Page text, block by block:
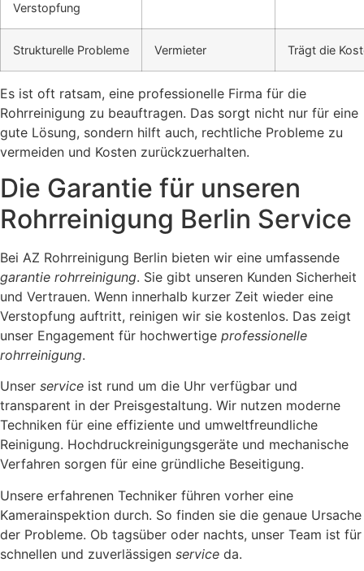
Verstopfung
Strukturelle Probleme Vermieter Trägt die
Es ist oft ratsam, eine professionelle Firma für die
Rohrreinigung zu beauftragen. Das sorgt nicht nur für eine
gute Lösung, sondern hilft auch, rechtliche Probleme zu
vermeiden und Kosten zurückzuerhalten.
Die Garantie für unseren
Rohrreinigung Berlin Service
Bei AZ Rohrreinigung Berlin bieten wir eine umfassende
garantie rohrreinigung. Sie gibt unseren Kunden Sicherheit
und Vertrauen. Wenn innerhalb kurzer Zeit wieder eine
Verstopfung auftritt, reinigen wir sie kostenlos. Das zeigt
unser Engagement für hochwertige professionelle
rohrreinigung.
Unser service ist rund um die Uhr verfügbar und
transparent in der Preisgestaltung. Wir nutzen moderne
Techniken für eine effiziente und umweltfreundliche
Reinigung. Hochdruckreinigungsgeräte und mechanische
Verfahren sorgen für eine gründliche Beseitigung.
Unsere erfahrenen Techniker führen vorher eine
Kamerainspektion durch. So finden sie die genaue Ursache
der Probleme. Ob tagsüber oder nachts, unser Team ist für
schnellen und zuverlässigen service da.